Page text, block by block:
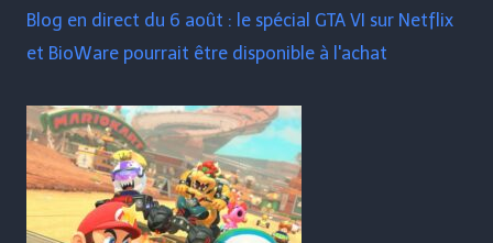
Blog en direct du 6 août : le spécial GTA VI sur Netflix
et BioWare pourrait être disponible à l'achat